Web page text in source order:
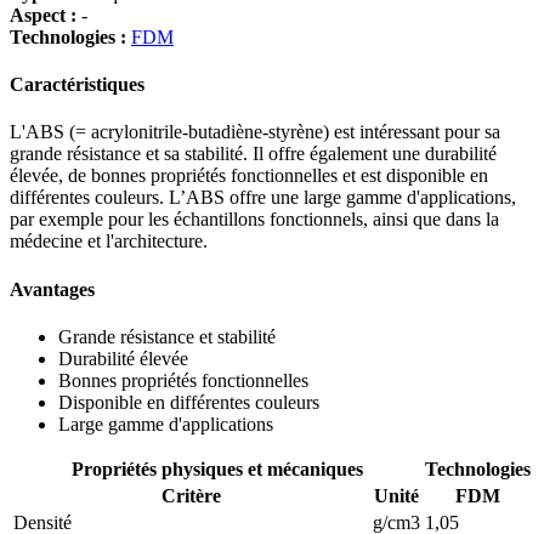
Aspect : -
Technologies : FDM
Caractéristiques
L'ABS (= acrylonitrile-butadiène-styrène) est intéressant pour sa
grande résistance et sa stabilité. Il offre également une durabilité
élevée, de bonnes propriétés fonctionnelles et est disponible en
différentes couleurs. L’ABS offre une large gamme d'applications,
par exemple pour les échantillons fonctionnels, ainsi que dans la
médecine et l'architecture.
Avantages
Grande résistance et stabilité
Durabilité élevée
Bonnes propriétés fonctionnelles
Disponible en différentes couleurs
Large gamme d'applications
Propriétés physiques et mécaniques
Technologies
Critère
Unité
FDM
Densité
g/cm3 1,05